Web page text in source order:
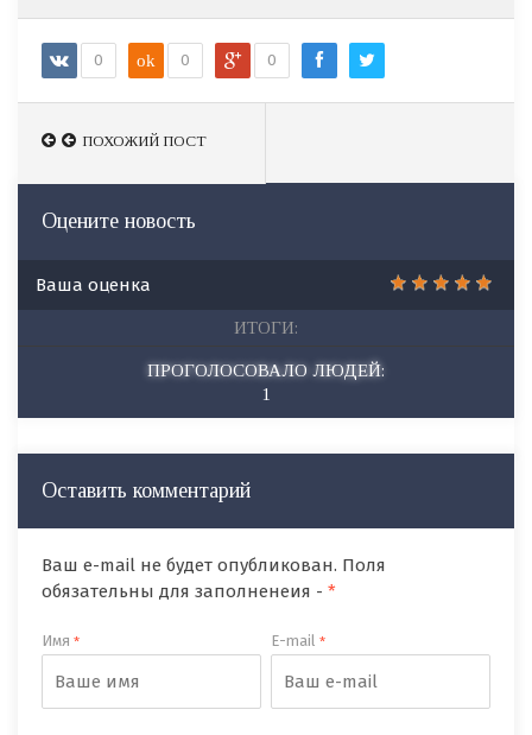
0 ok 0 0
ПОХОЖИЙ ПОСТ
Оцените новость
Ваша оценка
ИТОГИ:
ПРОГОЛОСОВАЛО ЛЮДЕЙ:
1
Оставить комментарий
Ваш e-mail не будет опубликован. Поля
обязательны для заполненеия - *
Имя * E-mail*